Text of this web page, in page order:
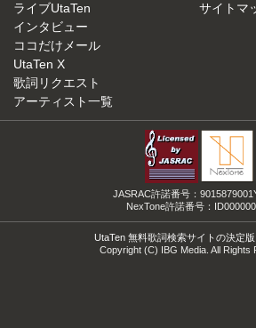
ライブUtaTen
インタビュー
ココだけメール
UtaTen X
歌詞リクエスト
アーティスト一覧
サイトマ
JASRAC許諾番号：
NexTone許諾番号：
UtaTen 無料歌詞検索サイトの決定
Copyright (C) IBG Media. All Rights